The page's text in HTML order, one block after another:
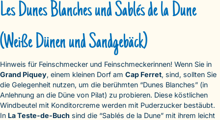
Les Dunes Blanches und Sablés de la Dune
(Weiße Dünen und Sandgebäck)
Hinweis für Feinschmecker und Feinschmeckerinnen! Wenn Sie in
Grand Piquey, einem kleinen Dorf am Cap Ferret, sind, sollten Sie
die Gelegenheit nutzen, um die berühmten “Dunes Blanches” (in
Anlehnung an die Düne von Pilat) zu probieren. Diese köstlichen
Windbeutel mit Konditorcreme werden mit Puderzucker bestäubt.
In La Teste-de-Buch sind die “Sablés de la Dune” mit ihrem leicht